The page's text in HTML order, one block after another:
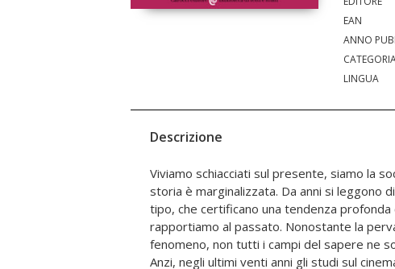
EAN
ANNO
LINGUA
Descrizione
Viviamo schiacciati sul presente, siamo la
storia è marginalizzata. Da anni si leggono
tipo, che certificano una tendenza profonda
rapportiamo al passato. Nonostante la
fenomeno, non tutti i campi del sapere ne
Anzi, negli ultimi venti anni gli studi sul
offre un quadro della situazione italiana con
scritti da studiose e studiosi che a
contribuito in modo determinante, sui
senso largo come approcci, campi e
transdisciplinari -, gli oggetti - vale a dire
si fa ricerca - e i temi al centro di questa svolta. Il